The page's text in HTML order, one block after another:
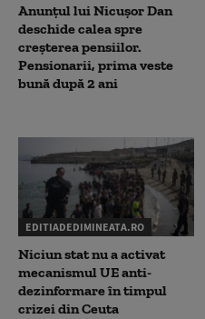
Anunțul lui Nicușor Dan
deschide calea spre
creșterea pensiilor.
Pensionarii, prima veste
bună după 2 ani
EDITIADEDIMINEATA.RO
Niciun stat nu a activat
mecanismul UE anti-
dezinformare în timpul
crizei din Ceuta